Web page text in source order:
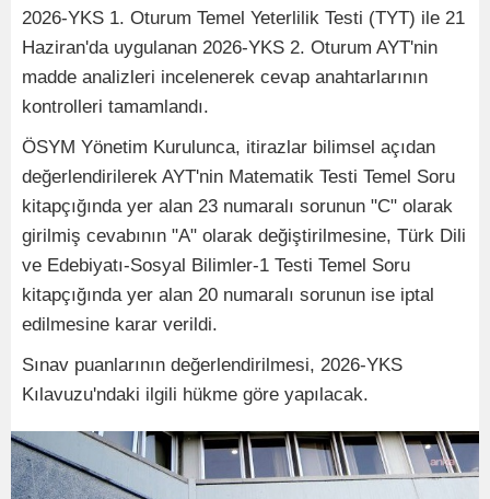
2026-YKS 1. Oturum Temel Yeterlilik Testi (TYT) ile 21
Haziran'da uygulanan 2026-YKS 2. Oturum AYT'nin
madde analizleri incelenerek cevap anahtarlarının
kontrolleri tamamlandı.
ÖSYM Yönetim Kurulunca, itirazlar bilimsel açıdan
değerlendirilerek AYT'nin Matematik Testi Temel Soru
kitapçığında yer alan 23 numaralı sorunun "C" olarak
girilmiş cevabının "A" olarak değiştirilmesine, Türk Dili
ve Edebiyatı-Sosyal Bilimler-1 Testi Temel Soru
kitapçığında yer alan 20 numaralı sorunun ise iptal
edilmesine karar verildi.
Sınav puanlarının değerlendirilmesi, 2026-YKS
Kılavuzu'ndaki ilgili hükme göre yapılacak.